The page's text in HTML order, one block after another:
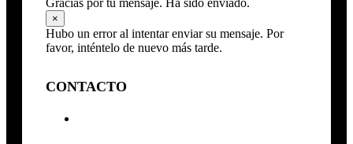
Gracias por tu mensaje. Ha sido enviado.
×
Hubo un error al intentar enviar su mensaje. Por
favor, inténtelo de nuevo más tarde.
CONTACTO